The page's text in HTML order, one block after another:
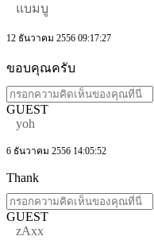
แบมบู
12 ธันวาคม 2556 09:17:27
ขอบคุณครับ
GUEST
yoh
6 ธันวาคม 2556 14:05:52
Thank
GUEST
zAxx